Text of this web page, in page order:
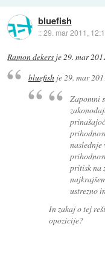
bluefish
::29. mar 2011,
Ramon dekers je29. mar
bluefishje 29. mar
Zapomni
naslednje
pritisk na
ustrezno
In zakaj o tej
opozicije?